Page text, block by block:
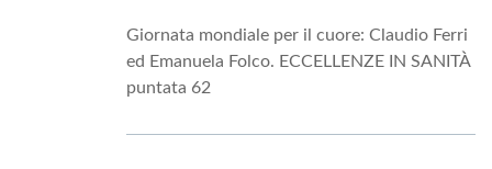
Giornata mondiale per il cuore: Claudio Ferri
ed Emanuela Folco. ECCELLENZE IN SANITÀ
puntata 62